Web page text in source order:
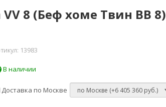
8 (Беф хоме Твин ВВ 8)
13983
В наличии
Доставка по Москве